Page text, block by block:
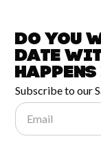
Do you
date
Subscribe to our
Email